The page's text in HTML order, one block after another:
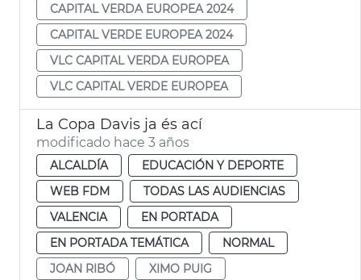
CAPITAL VERDA EUROPEA 2024
CAPITAL VERDE EUROPEA 2024
VLC CAPITAL VERDA EUROPEA
VLC CAPITAL VERDE EUROPEA
La Copa Davis ja és ací
modificado hace 3 años
ALCALDÍA
EDUCACIÓN Y DEPORTE
WEB FDM
TODAS LAS AUDIENCIAS
VALENCIA
EN PORTADA
EN PORTADA TEMÁTICA
NORMAL
JOAN RIBÓ
XIMO PUIG